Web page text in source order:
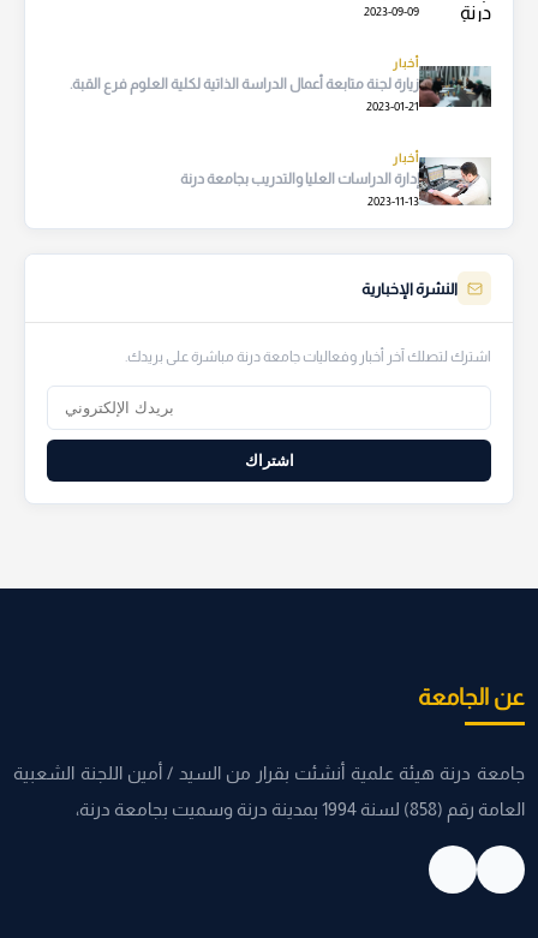
2023-09-09
أخبار
زيارة لجنة متابعة أعمال الدراسة الذاتية لكلية العلوم فرع القبة.
2023-01-21
أخبار
إدارة الدراسات العليا والتدريب بجامعة درنة
2023-11-13
النشرة الإخبارية
اشترك لتصلك آخر أخبار وفعاليات جامعة درنة مباشرة على بريدك.
اشتراك
عن الجامعة
جامعة درنة هيئة علمية أنشئت بقرار من السيد / أمين اللجنة الشعبية
العامة رقم (858) لسنة 1994 بمدينة درنة وسميت بجامعة درنة،